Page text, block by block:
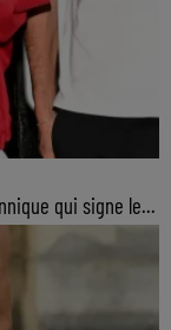
qui signe le...